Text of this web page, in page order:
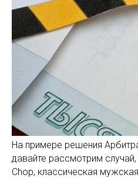
На примере решения
давайте рассмотрим
Chop, классическая